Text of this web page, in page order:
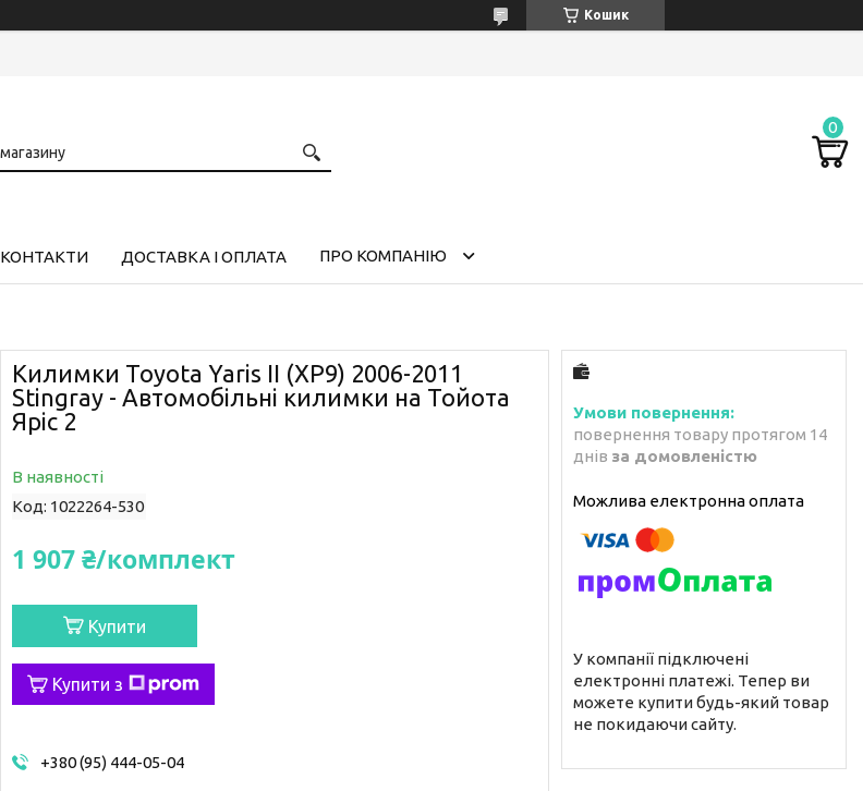
Кошик
КОНТАКТИ ДОСТАВКА І ОПЛАТА ПРО КОМПАНІЮ
Килимки Toyota Yaris II (XP9) 2006-2011
Stingray - Автомобільні килимки на Тойота
Яріс 2
В наявності
Код: 1022264-530
1 907 ₴/комплект
Купити
Купити з
+380 (95) 444-05-04
повернення товару протягом 14
днів за домовленістю
У компанії підключені
електронні платежі. Тепер ви
можете купити будь-який товар
не покидаючи сайту.